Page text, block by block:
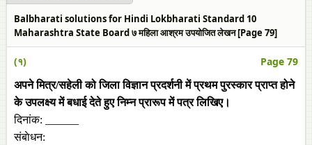
Balbharati solutions for Hindi Lokbharati Standard 10
Maharashtra State Board ७ महिला आश्रम उपयोजित लेखन [Page 79]
(१) Page 79
अपने मित्र/सहेली को जिला विज्ञान प्रदर्शनी में प्रथम पुरस्‍कार प्राप्त होने
के उपलक्ष्य में बधाई देते हुए निम्न प्रारूप में पत्र लिखिए।
दिनांक: ______
संबाेधन: